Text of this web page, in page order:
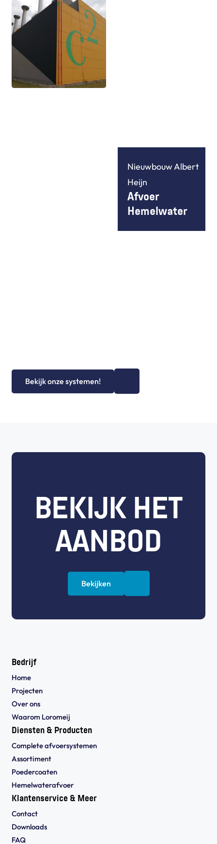
Bekijk onze systemen!
Nieuwbouw Albert
Heijn
Afvoer
Hemelwater
BEKIJK HET
AANBOD
Bekijken
Bedrijf
Home
Projecten
Over ons
Waarom Loromeij
Diensten & Producten
Complete afvoersystemen
Assortiment
Poedercoaten
Hemelwaterafvoer
Klantenservice & Meer
Contact
Downloads
FAQ